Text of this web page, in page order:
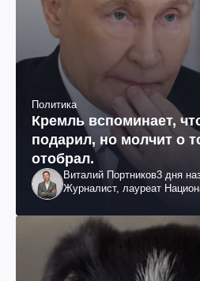
Политика
Кремль вспоминает,
подарил, но молчит о
отобрал.
Виталий Портников3 дня
Журналист, лауреат